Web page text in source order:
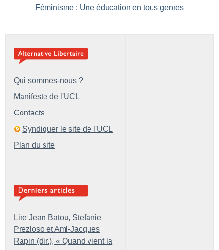
Féminisme : Une éducation en tous genres
Qui sommes-nous ?
Manifeste de l'UCL
Contacts
Syndiquer le site de l'UCL
Plan du site
Lire Jean Batou, Stefanie
Prezioso et Ami-Jacques
Rapin (dir.), « Quand vient la